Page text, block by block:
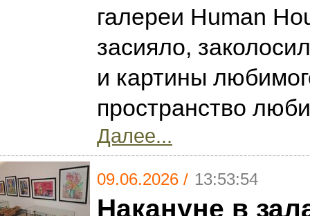
галереи Human
засияло,
и картины
пространство
Далее...
09.06.2026 / 13:53:54
Накануне в